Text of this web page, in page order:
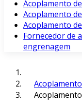
Acoplamento
Acoplamento
Acoplamento
Fornecedor de
engrenagem